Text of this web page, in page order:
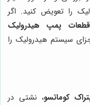
را تعویض کنید. اگر
پمپ هیدرولیک
سیستم هیدرولیک را
کوماتسو، نشتی در